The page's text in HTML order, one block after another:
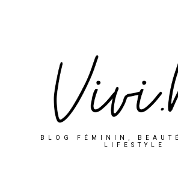
BLOG FÉMININ,
LIFESTYLE